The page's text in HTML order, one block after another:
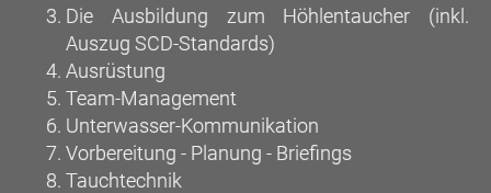
Die Ausbildung zum Höhlentaucher (inkl.
Auszug SCD-Standards)
Ausrüstung
Team-Management
Unterwasser-Kommunikation
Vorbereitung - Planung - Briefings
Tauchtechnik